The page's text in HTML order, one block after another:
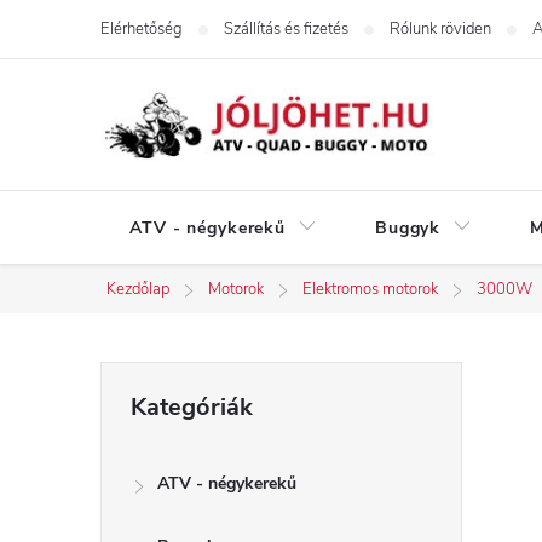
Elérhetőség Szállítás és fizetés Rólunk röviden
ATV - négykerekű Buggyk
Kezdőlap Motorok Elektromos motorok 3000W
O
átugrása
Kategóriák
ATV - négykerekű